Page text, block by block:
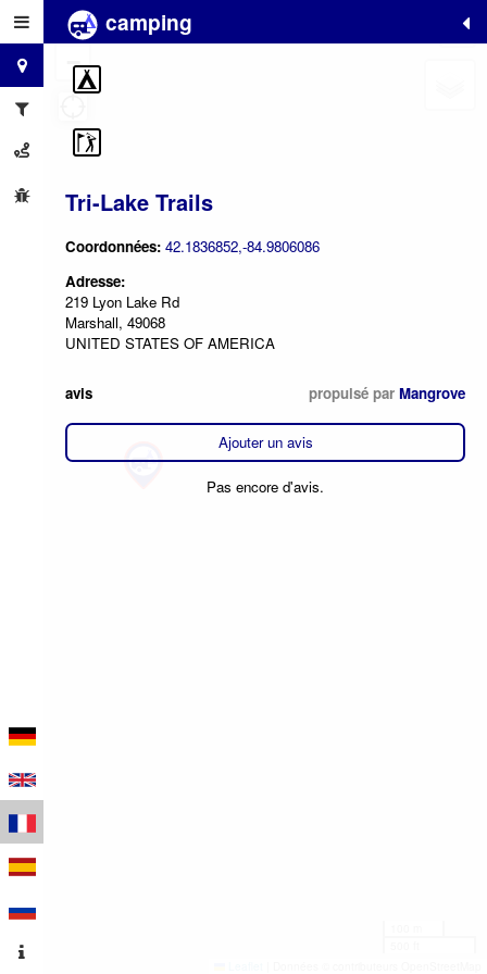
camping
Tri-Lake Trails
Coordonnées: 42.1836852,-84.9806086
Adresse:
219 Lyon Lake Rd
Marshall, 49068
UNITED STATES OF AMERICA
avis propulsé par Mangrove
Ajouter un avis
Pas encore d'avis.
+
−